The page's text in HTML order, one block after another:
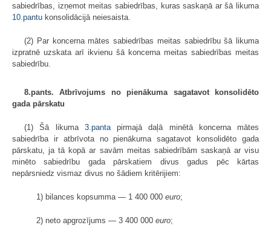
sabiedrības, izņemot meitas sabiedrības, kuras saskaņā ar šā likuma
10.pantu konsolidācijā neiesaista.
(2) Par koncerna mātes sabiedrības meitas sabiedrību šā likuma
izpratnē uzskata arī ikvienu šā koncerna meitas sabiedrības meitas
sabiedrību.
8.pants. Atbrīvojums no pienākuma sagatavot konsolidēto
gada pārskatu
(1) Šā likuma 3.pantapirmajā daļā minētā koncerna mātes
sabiedrība ir atbrīvota no pienākuma sagatavot konsolidēto gada
pārskatu, ja tā kopā ar savām meitas sabiedrībām saskaņā ar visu
minēto sabiedrību gada pārskatiem divus gadus pēc kārtas
nepārsniedz vismaz divus no šādiem kritērijiem:
1) bilances kopsumma — 1 400 000 euro;
2) neto apgrozījums — 3 400 000 euro;